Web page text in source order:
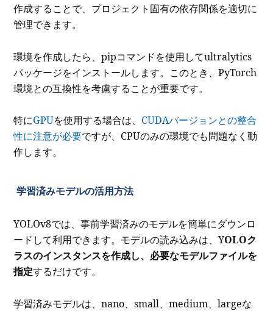
作成することで、プロジェクト固有の依存関係を適切に
管理できます。
環境を作成したら、pipコマンドを使用してultralytics
パッケージをインストールします。このとき、PyTorch
環境との互換性を考慮することが重要です。
特にGPUを使用する場合は、 CUDAバージョンとの整合
性に注意が必要ですが、CPUのみの環境でも問題なく動
作します。
学習済みモデルの活用方法
YOLOv8では、事前学習済みのモデルを簡単にダウンロ
ードして利用できます。モデルの読み込みは、YOLOク
ラスのインスタンスを作成し、必要なモデルファイルを
指定するだけです。
学習済みモデルは、nano、small、medium、largeな